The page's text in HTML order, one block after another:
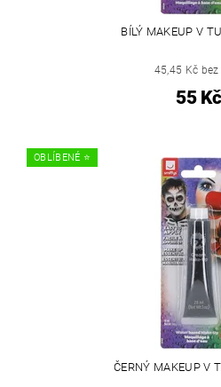
BÍLÝ MAKEUP V
45,45 Kč bez
55 Kč
OBLÍBENÉ ⭐️
ČERNÝ MAKEUP V